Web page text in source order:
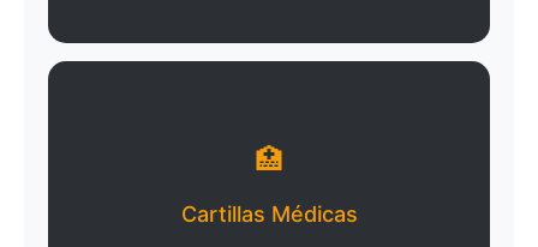
🏥
Cartillas Médicas